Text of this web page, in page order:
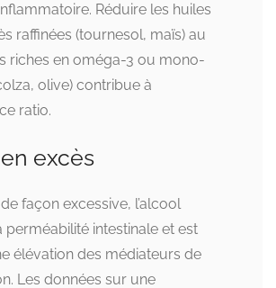
Réduire les huiles
raffinées (tournesol, maïs) au
riches en oméga-3 ou mono-
olive) contribue à
ratio.
en excès
façon excessive, l’alcool
perméabilité intestinale et est
élévation des médiateurs de
Les données sur une